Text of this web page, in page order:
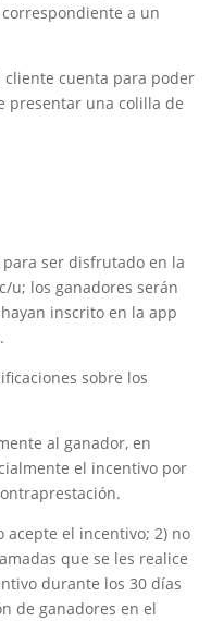
a un
cuenta para poder
presentar una colilla de
ser disfrutado en la
u; los ganadores serán
inscrito en la app
sobre los
al ganador, en
el incentivo por
acepte el incentivo; 2) no
que se les realice
durante los 30 días
de ganadores en el